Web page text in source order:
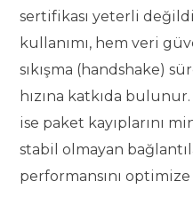
sertifikası yeterli
kullanımı, hem veri
sıkışma (handshake)
hızına katkıda
ise paket kayıplarını
stabil olmayan
performansını optimize